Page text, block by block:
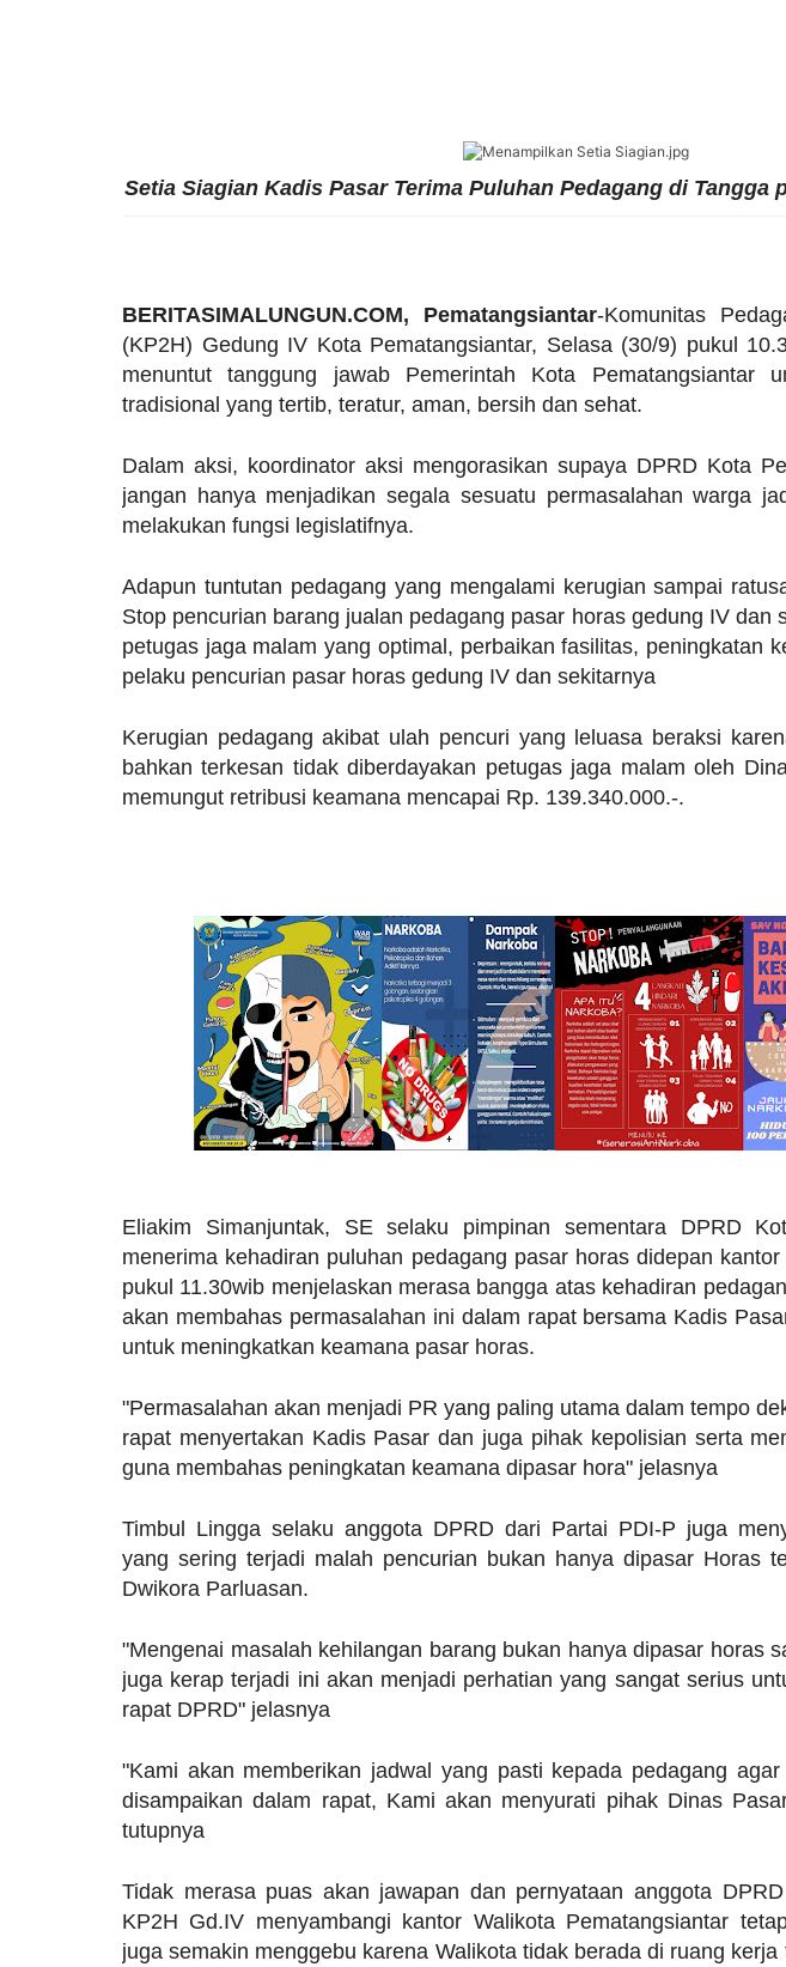
Setia Siagian Kadis Pasar Terima Puluhan Pedagang di Tangga
BERITASIMALUNGUN.COM, Pematangsiantar-Komunitas
(KP2H) Gedung IV Kota Pematangsiantar, Selasa (30/9) pukul
menuntut tanggung jawab Pemerintah Kota Pematangsiantar
tradisional yang tertib, teratur, aman, bersih dan sehat.
Dalam aksi, koordinator aksi mengorasikan supaya DPRD Kota
jangan hanya menjadikan segala sesuatu permasalahan warga
melakukan fungsi legislatifnya.
Adapun tuntutan pedagang yang mengalami kerugian sampai
Stop pencurian barang jualan pedagang pasar horas gedung IV dan
petugas jaga malam yang optimal, perbaikan fasilitas, peningkatan
pelaku pencurian pasar horas gedung IV dan sekitarnya
Kerugian pedagang akibat ulah pencuri yang leluasa beraksi
bahkan terkesan tidak diberdayakan petugas jaga malam oleh
memungut retribusi keamana mencapai Rp. 139.340.000.-.
Eliakim Simanjuntak, SE selaku pimpinan sementara DPRD
menerima kehadiran puluhan pedagang pasar horas didepan
pukul 11.30wib menjelaskan merasa bangga atas kehadiran
akan membahas permasalahan ini dalam rapat bersama Kadis
untuk meningkatkan keamana pasar horas.
"Permasalahan akan menjadi PR yang paling utama dalam tempo
rapat menyertakan Kadis Pasar dan juga pihak kepolisian serta
guna membahas peningkatan keamana dipasar hora" jelasnya
Timbul Lingga selaku anggota DPRD dari Partai PDI-P juga
yang sering terjadi malah pencurian bukan hanya dipasar Horas
Dwikora Parluasan.
"Mengenai masalah kehilangan barang bukan hanya dipasar horas
juga kerap terjadi ini akan menjadi perhatian yang sangat serius
rapat DPRD" jelasnya
"Kami akan memberikan jadwal yang pasti kepada pedagang
disampaikan dalam rapat, Kami akan menyurati pihak Dinas
tutupnya
Tidak merasa puas akan jawapan dan pernyataan anggota
KP2H Gd.IV menyambangi kantor Walikota Pematangsiantar
juga semakin menggebu karena Walikota tidak berada di ruang